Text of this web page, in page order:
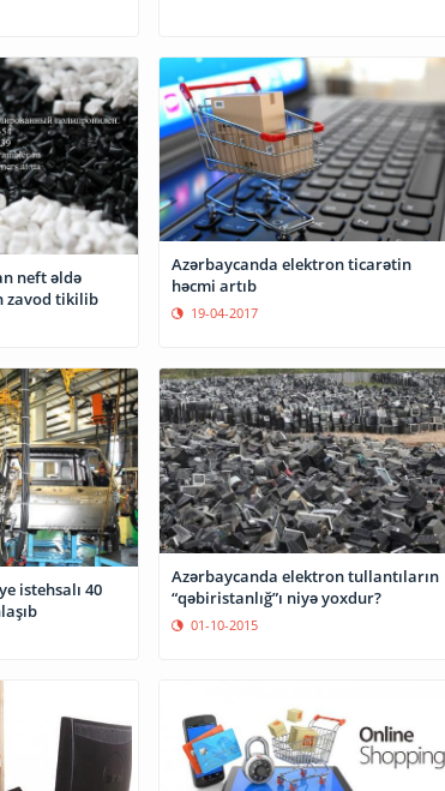
neft əldə
zavod tikilib
Azərbaycanda elektron ticarətin
həcmi artıb
19-04-2017
istehsalı 40
Azərbaycanda elektron tullantıların
“qəbiristanlığ”ı niyə yoxdur?
01-10-2015